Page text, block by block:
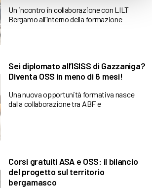
Un incontro in collaborazione con LILT
Bergamo all’interno della formazione
Sei diplomato all’ISISS di Gazzaniga?
Diventa OSS in meno di 6 mesi!
Una nuova opportunità formativa nasce
dalla collaborazione tra ABF e
Corsi gratuiti ASA e OSS: il bilancio
del progetto sul territorio
bergamasco